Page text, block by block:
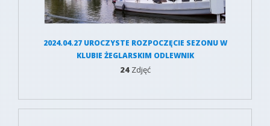
2024.04.27 UROCZYSTE ROZPOCZĘCIE SEZONU W
KLUBIE ŻEGLARSKIM ODLEWNIK
24Zdjęć